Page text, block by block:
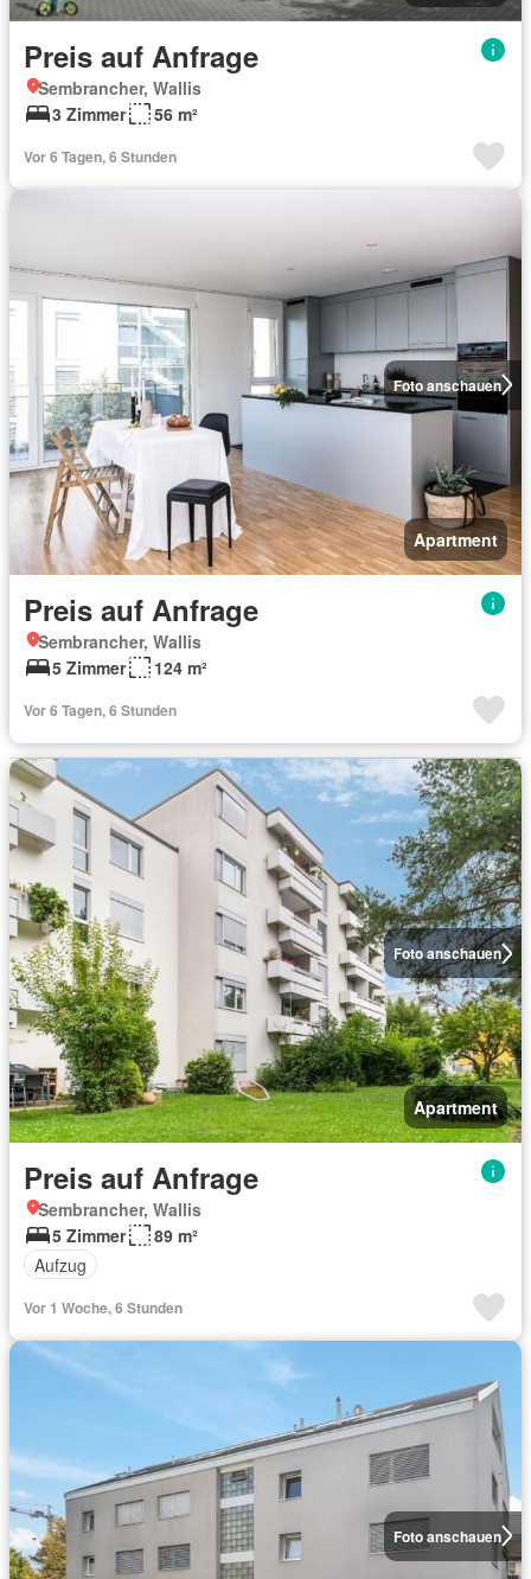
Preis auf Anfrage
Sembrancher, Wallis
3 Zimmer
56 m²
Vor 6 Tagen, 6 Stunden
Foto anschauen
Apartment
Preis auf Anfrage
Sembrancher, Wallis
5 Zimmer
124 m²
Vor 6 Tagen, 6 Stunden
Foto anschauen
Apartment
Preis auf Anfrage
Sembrancher, Wallis
5 Zimmer
89 m²
Aufzug
Vor 1 Woche, 6 Stunden
Foto anschauen